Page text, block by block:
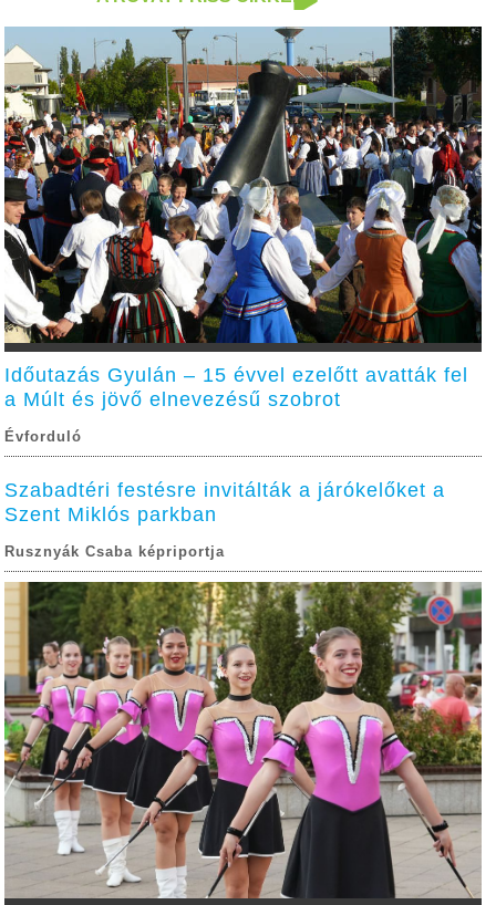
Időutazás Gyulán – 15 évvel ezelőtt avatták fel
a Múlt és jövő elnevezésű szobrot
Évforduló
Szabadtéri festésre invitálták a járókelőket a
Szent Miklós parkban
Rusznyák Csaba képriportja